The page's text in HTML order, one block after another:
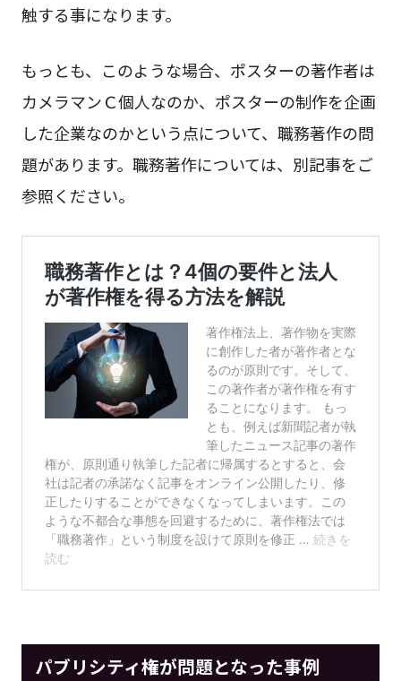
触する事になります。
もっとも、このような場合、ポスターの著作者は
カメラマンＣ個人なのか、ポスターの制作を企画
した企業なのかという点について、職務著作の問
題があります。職務著作については、別記事をご
参照ください。
パブリシティ権が問題となった事例